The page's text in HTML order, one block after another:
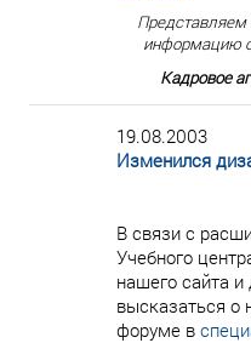
информацию
Кадровое
19.08.2003
Изменился
В связи с
Учебного
нашего сайта
высказаться о
форуме в